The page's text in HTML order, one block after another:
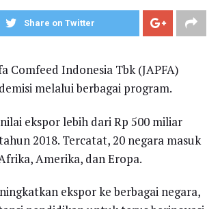
Share on Twitter
Comfeed Indonesia Tbk (JAPFA)
melalui berbagai program.
ekspor lebih dari Rp 500 miliar
2018. Tercatat, 20 negara masuk
Amerika, dan Eropa.
ekspor ke berbagai negara,